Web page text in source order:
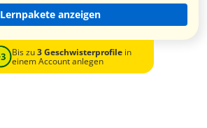
Lernpakete anzeigen
Bis zu3 Geschwisterprofilein
einem Account anlegen